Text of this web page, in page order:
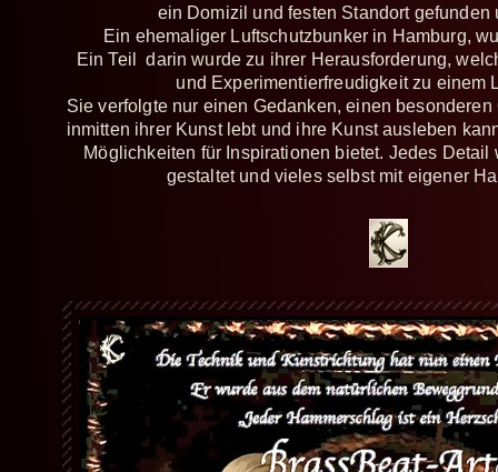
ein Domizil und festen Standort gefunden
Ein ehemaliger Luftschutzbunker in Hamburg,
Ein Teil darin wurde zu ihrer Herausforderung,
und Experimentierfreudigkeit zu einem
Sie verfolgte nur einen Gedanken, einen
inmitten ihrer Kunst lebt und ihre Kunst ausleben
Möglichkeiten für Inspirationen bietet. Jedes Detail
gestaltet und vieles selbst mit eigener